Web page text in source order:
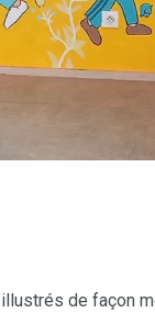
illustrés de façon